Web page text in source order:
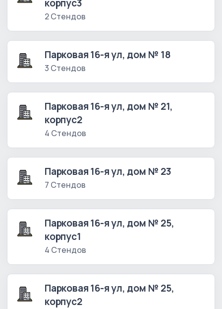
корпус3
2 Стендов
Парковая 16-я ул, дом № 18
3 Стендов
Парковая 16-я ул, дом № 21,
корпус2
4 Стендов
Парковая 16-я ул, дом № 23
7 Стендов
Парковая 16-я ул, дом № 25,
корпус1
4 Стендов
Парковая 16-я ул, дом № 25,
корпус2